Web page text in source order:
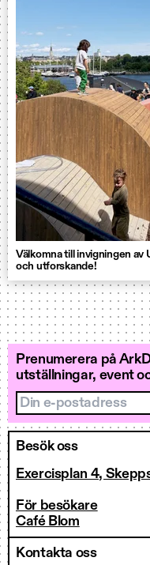
Välkomna till invigningen
och utforskande!
Prenumerera på
utställningar, event
Din e-postadress
Besök oss
Exercisplan 4,
För besökare
Café Blom
Kontakta oss